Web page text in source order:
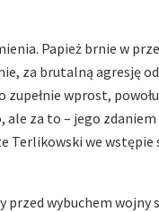
Papież brnie w
za brutalną agresję
wprost,
ale za to – jego
Terlikowski we wstępie
przed wybuchem wojny